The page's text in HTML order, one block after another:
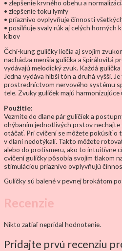
• zlepšenie krvného obehu a
• zlepšenie toku lymfy
• priaznivo ovplyvňuje činnosti
• posilňuje svaly rúk aj celých horných
kĺbov
Čchi-kung guličky liečia aj svojím
nachádza menšia gulička a špirálovitá
vydávajú melodický zvuk. Každá
Jedna vydáva hlbší tón a druhá vyšší.
prostredníctvom nervového systému
tele. Zvuky guliček majú harmonizujúce
Použitie:
Vezmite do dlane pár guličiek a
ohýbaním jednotlivých prstov nechajte
otáčať. Pri cvičení se môžete pokúsiť o
v dlani nedotýkali. Takto môžete
alebo do protismeru, ako to intuitívne
cvičení guličky pôsobia svojím tlakom
stimuláciou priaznivo ovplyvňujú
Guličky sú balené v pevnej brokátom
Recenzie
Nikto zatiaľ nepridal hodnotenie.
Pridajte prvú recenziu